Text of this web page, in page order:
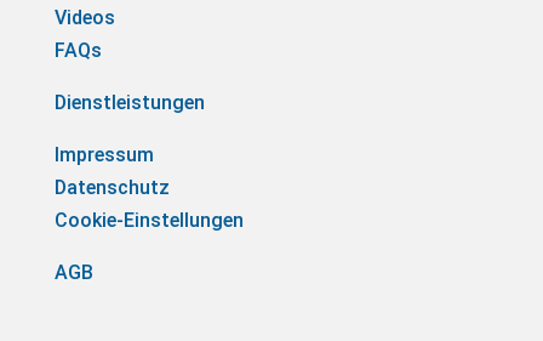
Videos
FAQs
Dienstleistungen
Impressum
Datenschutz
Cookie-Einstellungen
AGB